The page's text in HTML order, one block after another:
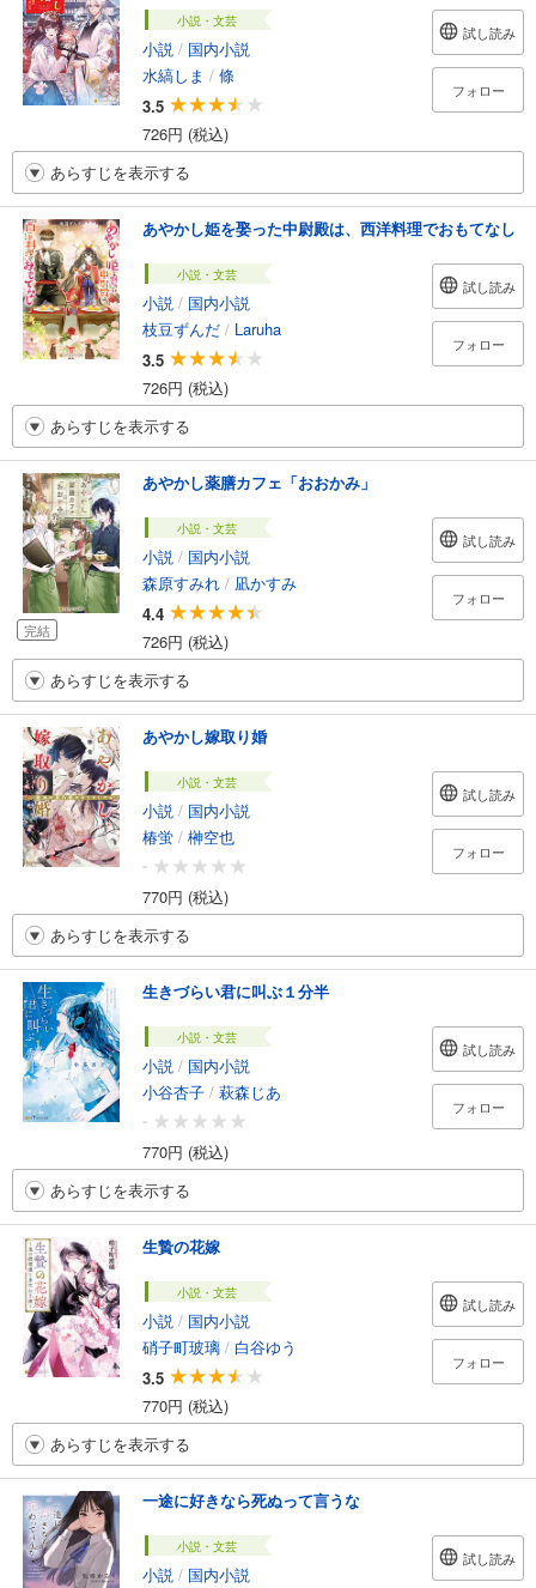
小説・文芸
小説 / 国内小説
水縞しま / 條
3.5
726円 (税込)
試し読み
フォロー
あらすじを表示する
あやかし姫を娶った中尉殿は、西洋料理でおもてなし
小説・文芸
小説 / 国内小説
枝豆ずんだ / Laruha
3.5
726円 (税込)
試し読み
フォロー
あらすじを表示する
完結
あやかし薬膳カフェ「おおかみ」
小説・文芸
小説 / 国内小説
森原すみれ / 凪かすみ
4.4
726円 (税込)
試し読み
フォロー
あらすじを表示する
あやかし嫁取り婚
小説・文芸
小説 / 国内小説
椿蛍 / 榊空也
-
770円 (税込)
試し読み
フォロー
あらすじを表示する
生きづらい君に叫ぶ１分半
小説・文芸
小説 / 国内小説
小谷杏子 / 萩森じあ
-
770円 (税込)
試し読み
フォロー
あらすじを表示する
生贄の花嫁
小説・文芸
小説 / 国内小説
硝子町玻璃 / 白谷ゆう
3.5
770円 (税込)
試し読み
フォロー
あらすじを表示する
一途に好きなら死ぬって言うな
小説・文芸
小説 / 国内小説
試し読み